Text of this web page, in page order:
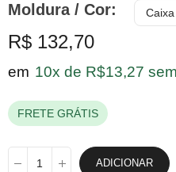
Moldura / Cor
R$ 132,70
em 10x de R$13,27
FRETE GRÁTIS
ADICIONAR